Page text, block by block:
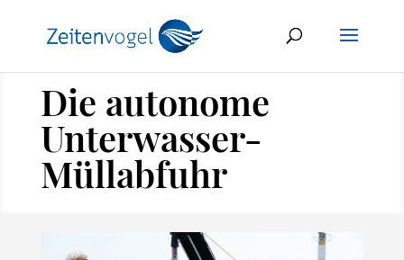
Die autonome
Unterwasser-
Müllabfuhr